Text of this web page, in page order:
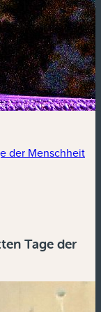
der Menschheit
Tage der